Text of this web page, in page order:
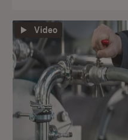
Video